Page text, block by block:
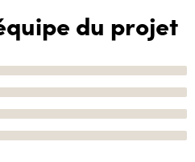
du projet